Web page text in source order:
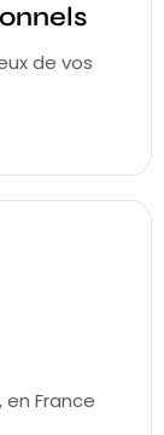
de vos
France